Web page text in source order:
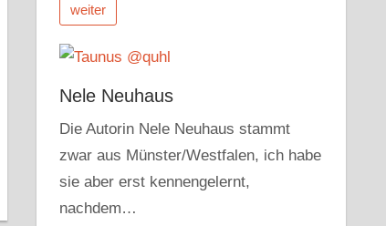
weiter
Nele Neuhaus
Die Autorin Nele Neuhaus stammt
zwar aus Münster/Westfalen, ich habe
sie aber erst kennengelernt,
nachdem…